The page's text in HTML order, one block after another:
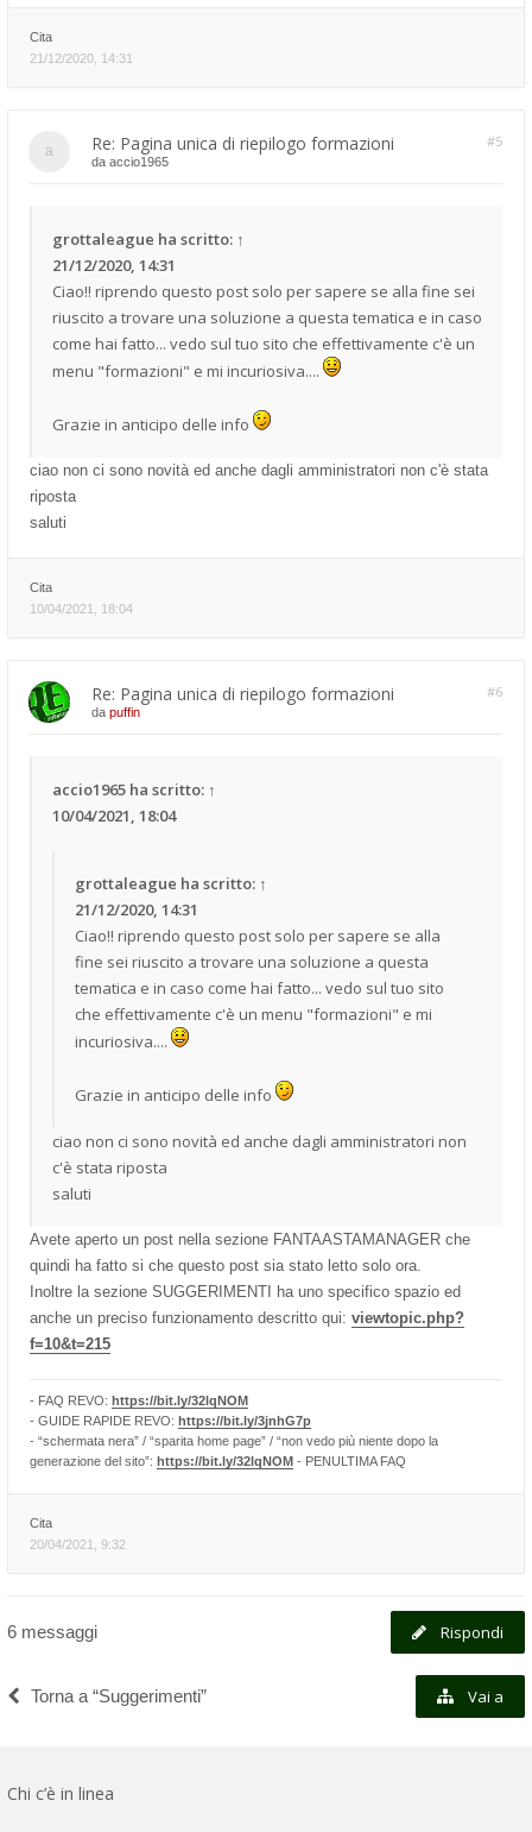
Cita
21/12/2020, 14:31
Re: Pagina unica di riepilogo formazioni #5
da accio1965
grottaleague ha scritto: ↑
21/12/2020, 14:31
Ciao!! riprendo questo post solo per sapere se alla fine sei
riuscito a trovare una soluzione a questa tematica e in caso
come hai fatto... vedo sul tuo sito che effettivamente c'è un
menu "formazioni" e mi incuriosiva....
Grazie in anticipo delle info
ciao non ci sono novità ed anche dagli amministratori non c'è stata
riposta
saluti
Cita
10/04/2021, 18:04
Re: Pagina unica di riepilogo formazioni #6
da puffin
accio1965 ha scritto: ↑
10/04/2021, 18:04
grottaleague ha scritto: ↑
21/12/2020, 14:31
Ciao!! riprendo questo post solo per sapere se alla
fine sei riuscito a trovare una soluzione a questa
tematica e in caso come hai fatto... vedo sul tuo sito
che effettivamente c'è un menu "formazioni" e mi
incuriosiva....
Grazie in anticipo delle info
ciao non ci sono novità ed anche dagli amministratori non
c'è stata riposta
saluti
Avete aperto un post nella sezione FANTAASTAMANAGER che
quindi ha fatto si che questo post sia stato letto solo ora.
Inoltre la sezione SUGGERIMENTI ha uno specifico spazio ed
anche un preciso funzionamento descritto qui: viewtopic.php?
f=10&t=215
- FAQ REVO: https://bit.ly/32lqNOM
- GUIDE RAPIDE REVO: https://bit.ly/3jnhG7p
- “schermata nera” / “sparita home page” / “non vedo più niente dopo la
generazione del sito”: https://bit.ly/32lqNOM - PENULTIMA FAQ
Cita
20/04/2021, 9:32
6 messaggi Rispondi
Torna a “Suggerimenti” Vai a
Chi c’è in linea